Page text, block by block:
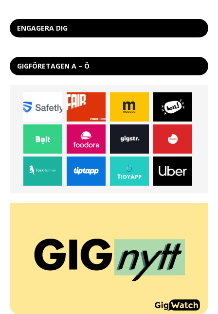
ENGAGERA DIG
GIGFÖRETAGEN A – Ö